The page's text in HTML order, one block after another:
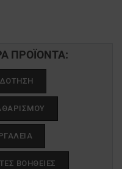
ΠΡΟΪΌΝΤΑ:
ΒΟΉΘΕΙΕΣ